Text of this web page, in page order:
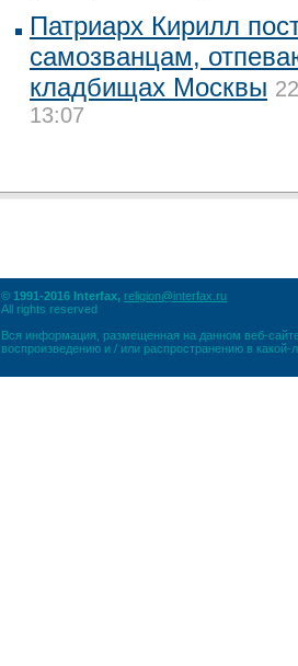
Патриарх Кирилл
самозванцам,
кладбищах Москвы
13:07
© 1991-2016 Interfax, religion@interfax.ru
All rights reserved
Вся информация, размещенная на данном веб-
воспроизведению и / или распространению в